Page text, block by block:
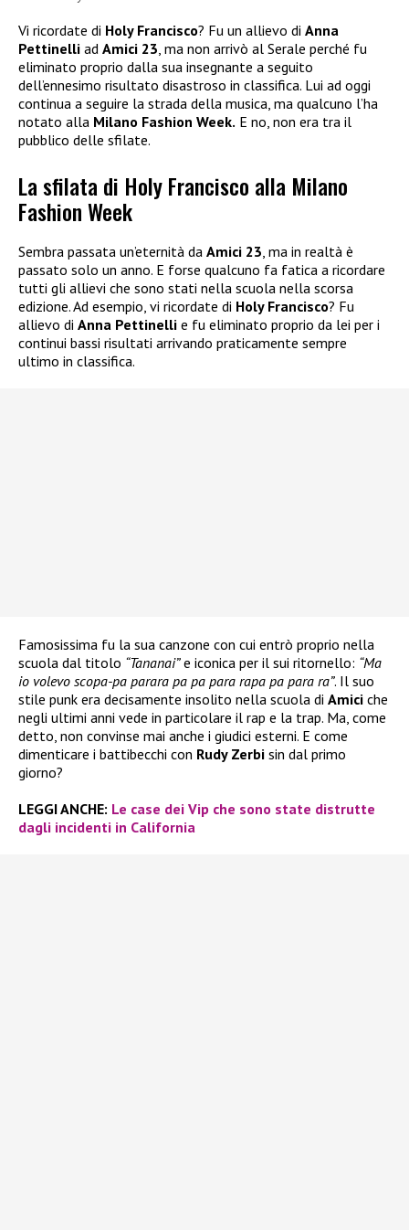
Vi ricordate di Holy Francisco? Fu un allievo di Anna
Pettinelli ad Amici 23 , ma non arrivò al Serale perché fu
eliminato proprio dalla sua insegnante a seguito
dell’ennesimo risultato disastroso in classifica. Lui ad oggi
continua a seguire la strada della musica, ma qualcuno l’ha
notato alla Milano Fashion Week. E no, non era tra il
pubblico delle sfilate.
La sfilata di Holy Francisco alla Milano
Fashion Week
Sembra passata un’eternità da Amici 23, ma in realtà è
passato solo un anno. E forse qualcuno fa fatica a ricordare
tutti gli allievi che sono stati nella scuola nella scorsa
edizione. Ad esempio, vi ricordate di Holy Francisco? Fu
allievo di Anna Pettinelli e fu eliminato proprio da lei per i
continui bassi risultati arrivando praticamente sempre
ultimo in classifica.
Famosissima fu la sua canzone con cui entrò proprio nella
scuola dal titolo “Tananai”e iconica per il sui ritornello: “Ma
io volevo scopa-pa parara pa pa para rapa pa para ra”. Il suo
stile punk era decisamente insolito nella scuola di Amici che
negli ultimi anni vede in particolare il rap e la trap. Ma, come
detto, non convinse mai anche i giudici esterni. E come
dimenticare i battibecchi con Rudy Zerbi sin dal primo
giorno?
LEGGI ANCHE: Le case dei Vip che sono state distrutte
dagli incidenti in California